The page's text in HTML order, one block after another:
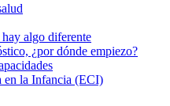
algo diferente
¿por dónde empiezo?
en la Infancia (ECI)